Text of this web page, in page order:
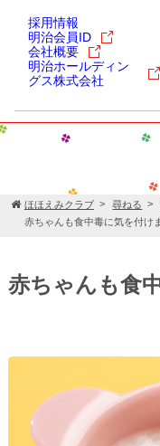
採用情報
明治会員ID
会社概要
明治ホールディン
グス株式会社
ほほえみクラブ 尋ねる
赤ちゃんも食中毒に気を付け
赤ちゃんも食